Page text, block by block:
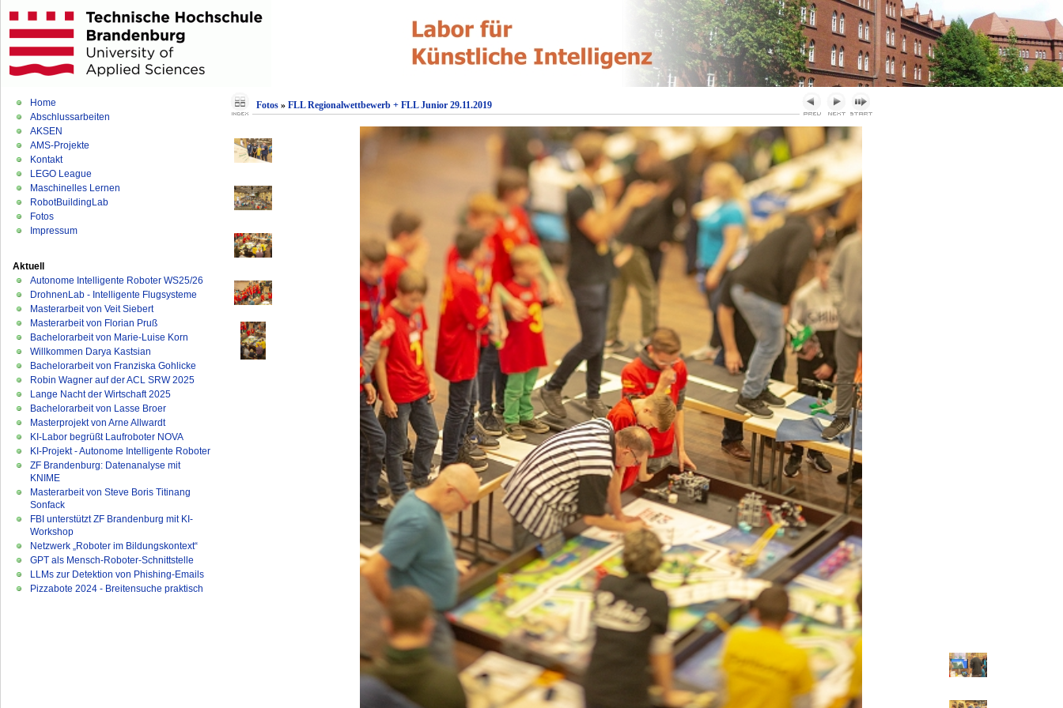
Home
Abschlussarbeiten
AKSEN
AMS-Projekte
Kontakt
LEGO League
Maschinelles Lernen
RobotBuildingLab
Fotos
Impressum
Aktuell
Autonome Intelligente Roboter WS25/26
DrohnenLab - Intelligente Flugsysteme
Masterarbeit von Veit Siebert
Masterarbeit von Florian Pruß
Bachelorarbeit von Marie-Luise Korn
Willkommen Darya Kastsian
Bachelorarbeit von Franziska Gohlicke
Robin Wagner auf der ACL SRW 2025
Lange Nacht der Wirtschaft 2025
Bachelorarbeit von Lasse Broer
Masterprojekt von Arne Allwardt
KI-Labor begrüßt Laufroboter NOVA
KI-Projekt - Autonome Intelligente Roboter
ZF Brandenburg: Datenanalyse mit
KNIME
Masterarbeit von Steve Boris Titinang
Sonfack
FBI unterstützt ZF Brandenburg mit KI-
Workshop
Netzwerk „Roboter im Bildungskontext“
GPT als Mensch-Roboter-Schnittstelle
LLMs zur Detektion von Phishing-Emails
Pizzabote 2024 - Breitensuche praktisch
Fotos »FLL Regionalwettbewerb + FLL Junior 29.11.2019